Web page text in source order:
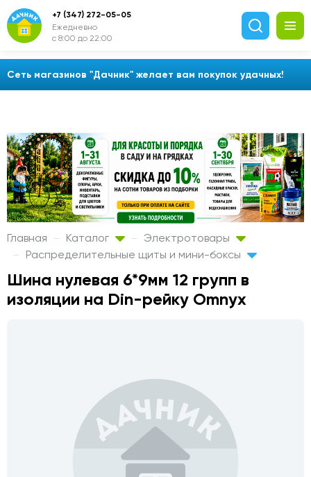
Сеть магазинов "Дачник" желает вам покупок удачных!
+7 (347) 272-05-05
Ежедневно
с 8:00 до 22:00
Главная Каталог
Электротовары
Распределительные щиты и мини-боксы
Шина нулевая 6*9мм 12 групп в
изоляции на Din-рейку Omnyx